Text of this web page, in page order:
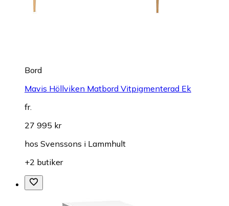
Bord
Mavis Höllviken Matbord Vitpigmenterad Ek
fr.
27 995 kr
hos Svenssons i Lammhult
+2 butiker